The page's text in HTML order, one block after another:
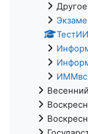
Другое
ТестИИ
ИММвс